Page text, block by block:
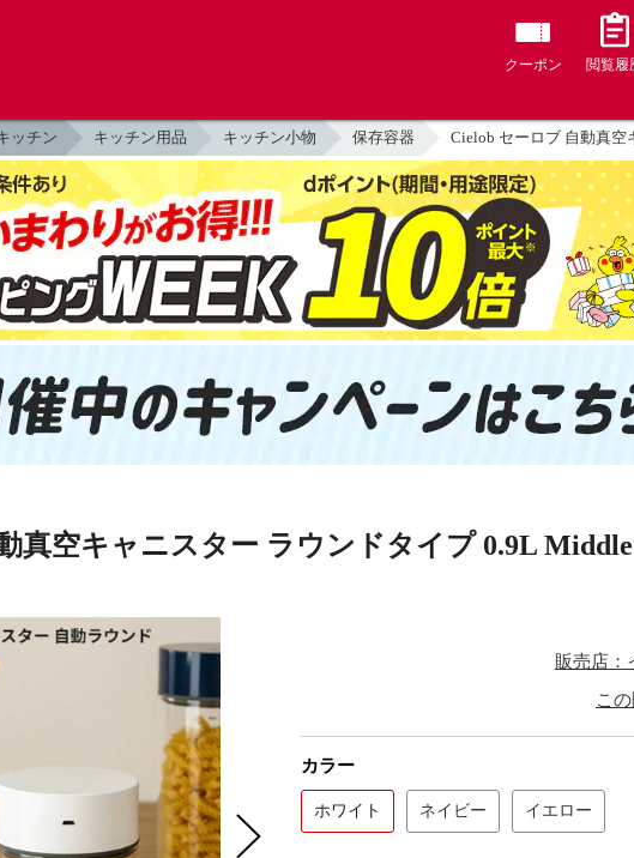
クーポン 閲覧履
ッチン キッチン用品 キッチン小物 保存容器 Cielob セーロブ 自動真
真空キャニスター ラウンドタイプ 0.9L
販売店：
こ
カラー
ホワイト ネイビー イエロー